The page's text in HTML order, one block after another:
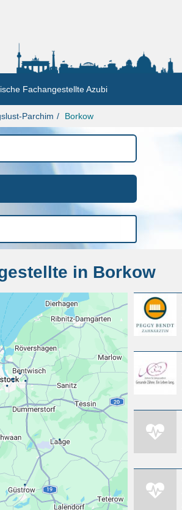
Fachangestellte Azubi
Parchim Borkow
in Borkow